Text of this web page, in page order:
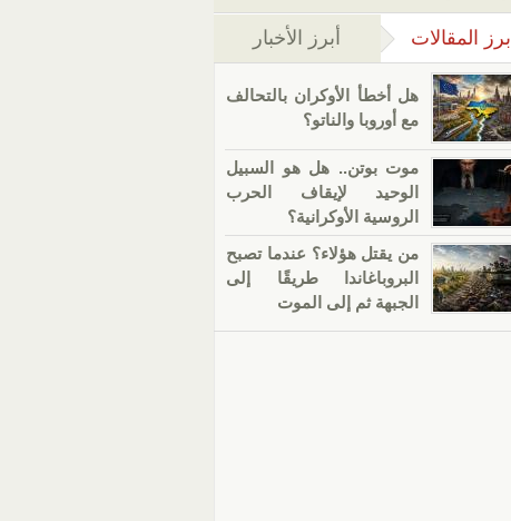
أبرز المقالات (علامة التبويب النشطة)
أبرز الأخبار
هل أخطأ الأوكران بالتحالف
مع أوروبا والناتو؟
موت بوتن.. هل هو السبيل
الوحيد لإيقاف الحرب
الروسية الأوكرانية؟
من يقتل هؤلاء؟ عندما تصبح
البروباغاندا طريقًا إلى
الجبهة ثم إلى الموت